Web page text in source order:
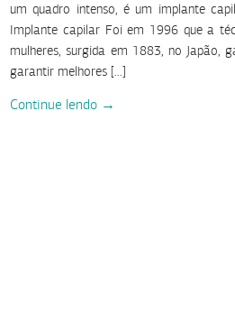
um quadro intenso, é um implante
Implante capilar Foi em 1996 que a
mulheres, surgida em 1883, no Japão,
garantir melhores […]
Continue lendo →